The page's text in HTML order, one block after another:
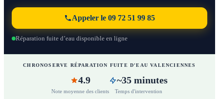
Appeler le 09 72 51 99 85
Réparation fuite d’eau disponible en ligne
CHRONOSERVE RÉPARATION FUITE D'EAU VALENCIENNES
4.9
Note moyenne des clients
~35 minutes
Temps d'intervention